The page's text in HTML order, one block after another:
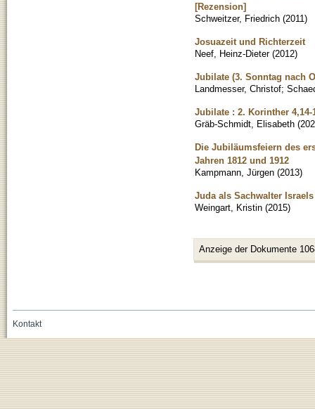
[Rezension]
Schweitzer, Friedrich (2011)
Josuazeit und Richterzeit
Neef, Heinz-Dieter (2012)
Jubilate (3. Sonntag nach
Landmesser, Christof;
Jubilate : 2. Korinther 4,14-
Gräb-Schmidt, Elisabeth (
Die Jubiläumsfeiern des
Jahren 1812 und 1912
Kampmann, Jürgen (2013)
Juda als Sachwalter
Weingart, Kristin (2015)
Anzeige der Dokumente
Kontakt